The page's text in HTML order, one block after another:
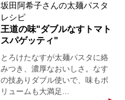
坂田阿希子さんの太麺パスタ
レシピ
王道の味"ダブルなすトマト
スパゲッティ"
とろけたなすが太麺パスタに絡
みつき、濃厚なおいしさ。なす
の技ありダブル使いで、味もボ
リュームも大満足...